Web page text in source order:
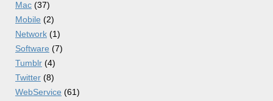
Mac (37)
Mobile (2)
Network (1)
Software (7)
Tumblr (4)
Twitter (8)
WebService (61)